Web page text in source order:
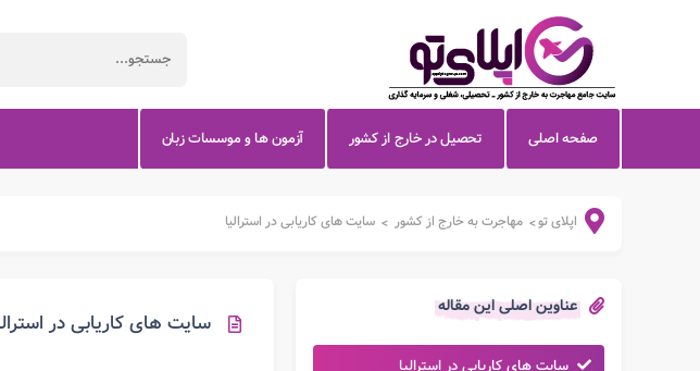
صفحه اصلی تحصیل در خارج از کشور آزمون ها و موسسات زبان
اپلای تو> مهاجرت به خارج از کشور > سایت های کاریابی در استرالیا
عناوین اصلی این مقاله
سایت های کاریابی در استرالیا
سایت های کاریابی در